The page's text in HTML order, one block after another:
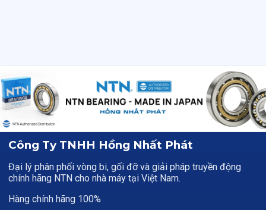
Công Ty TNHH Hồng Nhất Phát
Đại lý phân phối vòng bi, gối đỡ và giải pháp truyền động
chính hãng NTN cho nhà máy tại Việt Nam.
Hàng chính hãng 100%